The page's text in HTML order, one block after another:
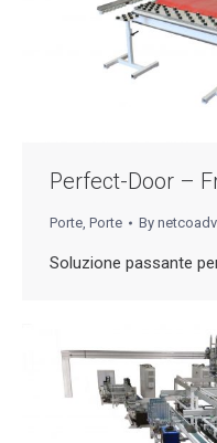
Perfect-Door –
Porte, Porte By netcoadv
Soluzione passante